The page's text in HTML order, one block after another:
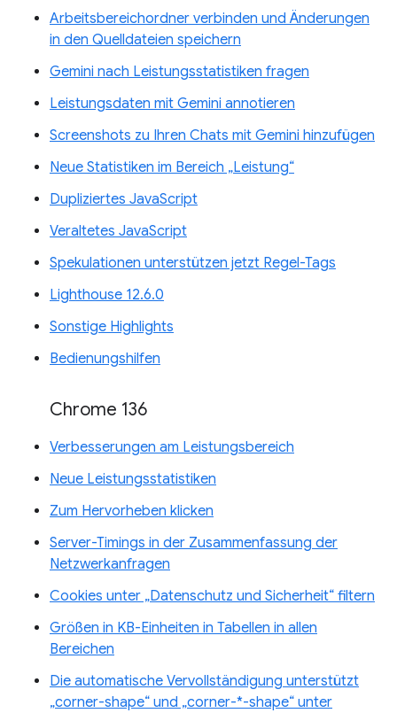
Arbeitsbereichordner verbinden und Änderungen
in den Quelldateien speichern
Gemini nach Leistungsstatistiken fragen
Leistungsdaten mit Gemini annotieren
Screenshots zu Ihren Chats mit Gemini hinzufügen
Neue Statistiken im Bereich „Leistung“
Dupliziertes JavaScript
Veraltetes JavaScript
Spekulationen unterstützen jetzt Regel-Tags
Lighthouse 12.6.0
Sonstige Highlights
Bedienungshilfen
Chrome 136
Verbesserungen am Leistungsbereich
Neue Leistungsstatistiken
Zum Hervorheben klicken
Server-Timings in der Zusammenfassung der
Netzwerkanfragen
Cookies unter „Datenschutz und Sicherheit“ filtern
Größen in KB-Einheiten in Tabellen in allen
Bereichen
Die automatische Vervollständigung unterstützt
„corner-shape“ und „corner-*-shape“ unter